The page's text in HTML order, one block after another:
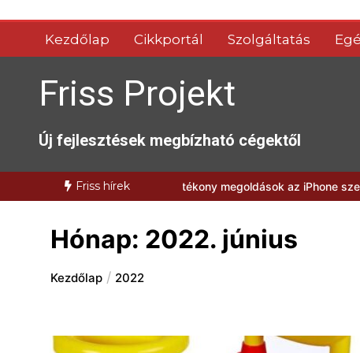
Kezdőlap Cikkportál Szolgáltatás
Friss Projekt
Új fejlesztések megbízható cégektől
Friss hírek
a választásunk? Hatékony megoldások az iPhone szervizelés
Hónap: 2022. június
Kezdőlap 2022